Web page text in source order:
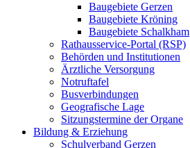
Baugebiete Gerzen
Baugebiete Kröning
Baugebiete Schalkham
Rathausservice-Portal (RSP)
Behörden und Institutionen
Ärztliche Versorgung
Notruftafel
Busverbindungen
Geografische Lage
Sitzungstermine der Organe
Bildung & Erziehung
Schulverband Gerzen